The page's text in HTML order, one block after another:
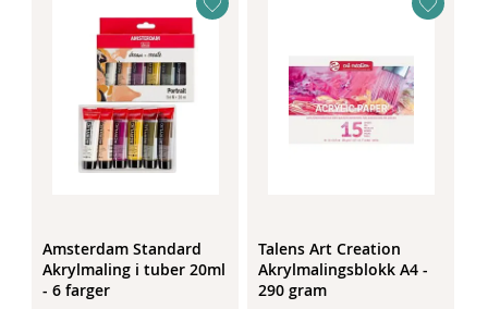
Amsterdam Standard
Akrylmaling i tuber 20ml
- 6 farger
Talens Art Creation
Akrylmalingsblokk A4 -
290 gram